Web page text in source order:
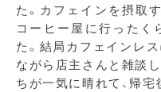
た。カフェインを摂取
コーヒー屋に行ったく
た。結局カフェインレ
ながら店主さんと雑談
ちが一気に晴れて、帰